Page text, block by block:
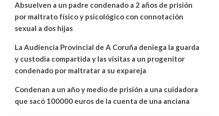
Absuelven a un padre condenado a 2 años de prisión
por maltrato físico y psicológico con connotación
sexual a dos hijas
La Audiencia Provincial de A Coruña deniega la guarda
y custodia compartida y las visitas a un progenitor
condenado por maltratar a su expareja
Condenan a un año y medio de prisión a una cuidadora
que sacó 100000 euros de la cuenta de una anciana